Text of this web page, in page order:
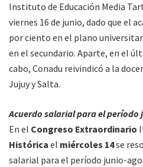
Instituto de Educación Media
viernes 16 de junio, dado que el
por ciento en el plano
en el secundario. Aparte, en el
cabo, Conadu reivindicó a la
Jujuy y Salta.
Acuerdo salarial para el período
En el Congreso Extraordinario
Histórica el miércoles 14se
salarial para el período junio-